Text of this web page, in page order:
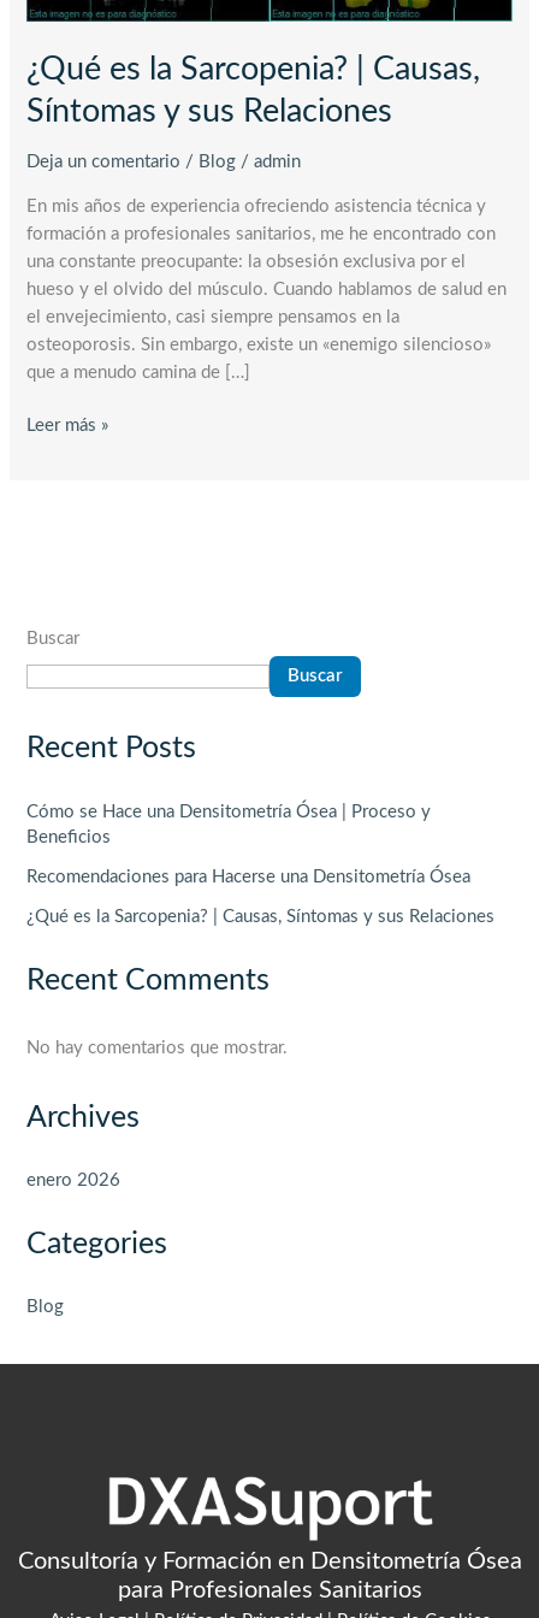
¿Qué es la Sarcopenia? | Causas,
Síntomas y sus Relaciones
Deja un comentario / Blog /admin
En mis años de experiencia ofreciendo asistencia técnica y
formación a profesionales sanitarios, me he encontrado con
una constante preocupante: la obsesión exclusiva por el
hueso y el olvido del músculo. Cuando hablamos de salud en
el envejecimiento, casi siempre pensamos en la
osteoporosis. Sin embargo, existe un «enemigo silencioso»
que a menudo camina de […]
Leer más »
Buscar
Buscar
Recent Posts
Cómo se Hace una Densitometría Ósea | Proceso y
Beneficios
Recomendaciones para Hacerse una Densitometría Ósea
¿Qué es la Sarcopenia? | Causas, Síntomas y sus Relaciones
Recent Comments
No hay comentarios que mostrar.
Archives
enero 2026
Categories
Blog
Consultoría y Formación en Densitometría Ósea
para Profesionales Sanitarios